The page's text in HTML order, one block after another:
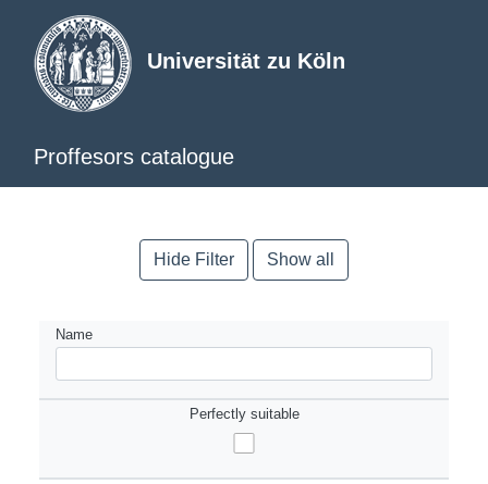
Universität zu Köln
Proffesors catalogue
Hide Filter Show all
Name
Perfectly suitable